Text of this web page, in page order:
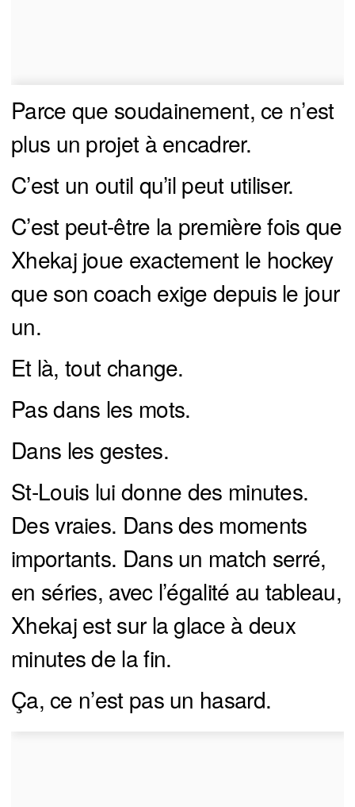
Parce que soudainement, ce n’est
plus un projet à encadrer.
C’est un outil qu’il peut utiliser.
C’est peut-être la première fois que
Xhekaj joue exactement le hockey
que son coach exige depuis le jour
un.
Et là, tout change.
Pas dans les mots.
Dans les gestes.
St-Louis lui donne des minutes.
Des vraies. Dans des moments
importants. Dans un match serré,
en séries, avec l’égalité au tableau,
Xhekaj est sur la glace à deux
minutes de la fin.
Ça, ce n’est pas un hasard.